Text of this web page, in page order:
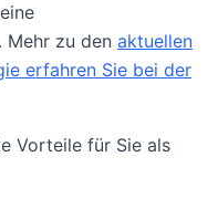
Mehr zu den aktuellen
erfahren Sie bei der
Vorteile für Sie als